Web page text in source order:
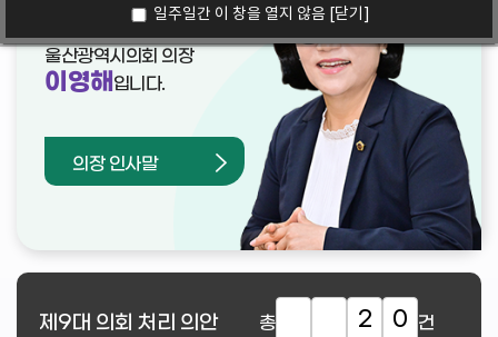
일주일간 이 창을 열지 않음 [닫기]
울산광역시의회 의장
이영해 입니다.
의장 인사말
제9대 의회 처리 의안 총 2 0 건